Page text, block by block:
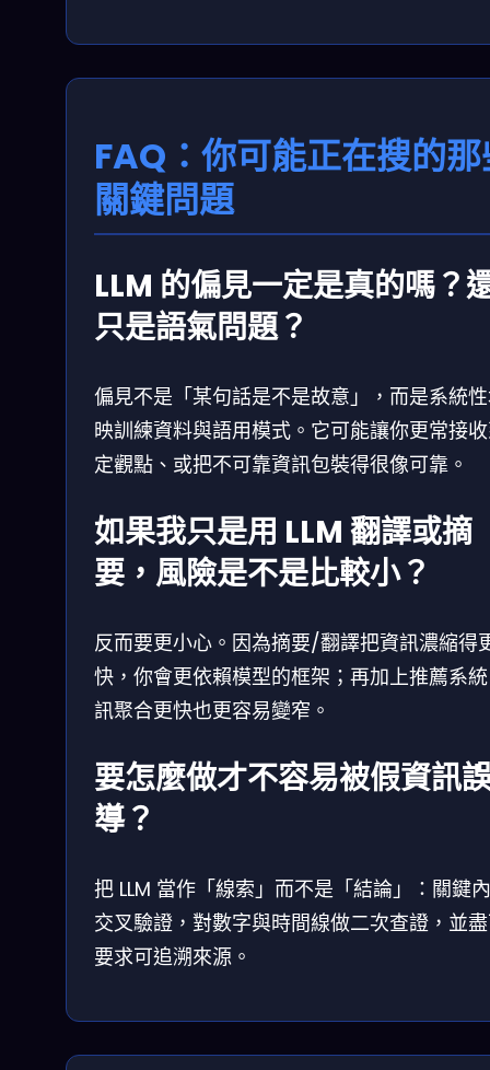
FAQ：你可能正在搜的
關鍵問題
LLM 的偏見一定是真的嗎？
只是語氣問題？
偏見不是「某句話是不是故意」，而是系統
映訓練資料與語用模式。它可能讓你更常接
定觀點、或把不可靠資訊包裝得很像可靠。
如果我只是用 LLM 翻譯或摘
要，風險是不是比較小？
反而要更小心。因為摘要/翻譯把資訊濃縮得
快，你會更依賴模型的框架；再加上推薦系
訊聚合更快也更容易變窄。
要怎麼做才不容易被假資訊
導？
把 LLM 當作「線索」而不是「結論」：關鍵
交叉驗證，對數字與時間線做二次查證，並
要求可追溯來源。